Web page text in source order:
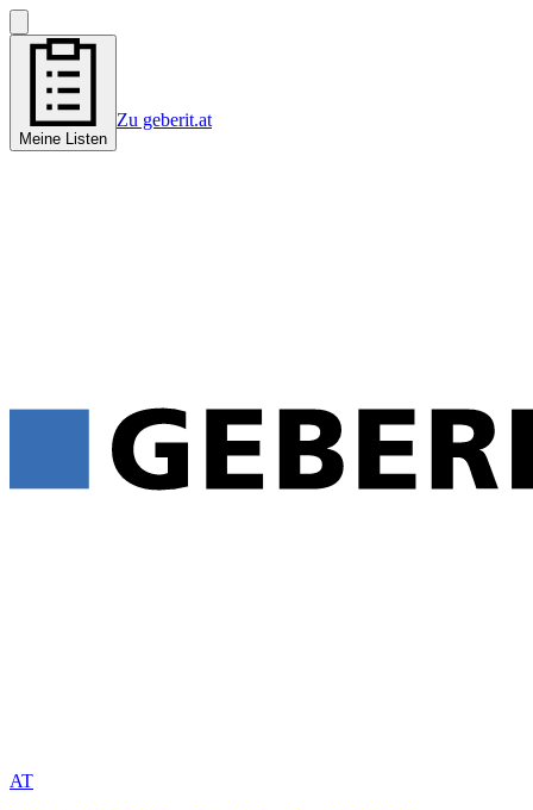
Meine Listen
Zu geberit.at
AT